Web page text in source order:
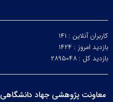
کاربران آنلاین : ۱۴۱
بازدید امروز : ۱۴۲۴
بازدید کل : ۲۸۹۵۰۴۸
معاونت پژوهشی جهاد دانشگاهی